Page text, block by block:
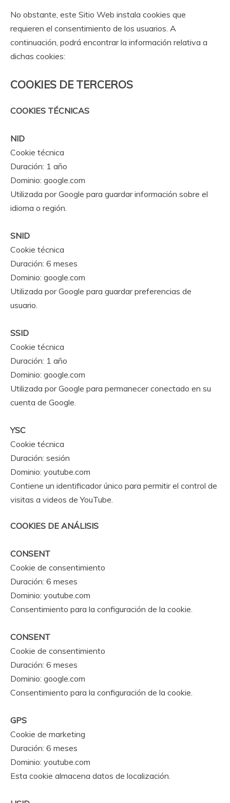
No obstante, este Sitio Web instala cookies que
requieren el consentimiento de los usuarios. A
continuación, podrá encontrar la información relativa a
dichas cookies:
COOKIES DE TERCEROS
COOKIES TÉCNICAS
NID
Cookie técnica
Duración: 1 año
Dominio: google.com
Utilizada por Google para guardar información sobre el
idioma o región.
SNID
Cookie técnica
Duración: 6 meses
Dominio: google.com
Utilizada por Google para guardar preferencias de
usuario.
SSID
Cookie técnica
Duración: 1 año
Dominio: google.com
Utilizada por Google para permanecer conectado en su
cuenta de Google.
YSC
Cookie técnica
Duración: sesión
Dominio: youtube.com
Contiene un identificador único para permitir el control de
visitas a videos de YouTube.
COOKIES DE ANÁLISIS
CONSENT
Cookie de consentimiento
Duración: 6 meses
Dominio: youtube.com
Consentimiento para la configuración de la cookie.
CONSENT
Cookie de consentimiento
Duración: 6 meses
Dominio: google.com
Consentimiento para la configuración de la cookie.
GPS
Cookie de marketing
Duración: 6 meses
Dominio: youtube.com
Esta cookie almacena datos de localización.